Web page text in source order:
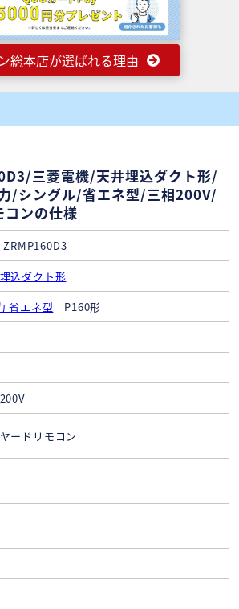
総本店が選ばれる理由
三菱電機/天井埋込ダクト形/
/シングル/省エネ型/三相200V/
コンの仕様
ZRMP160D3
込ダクト形
省エネ型 P160形
ードリモコン